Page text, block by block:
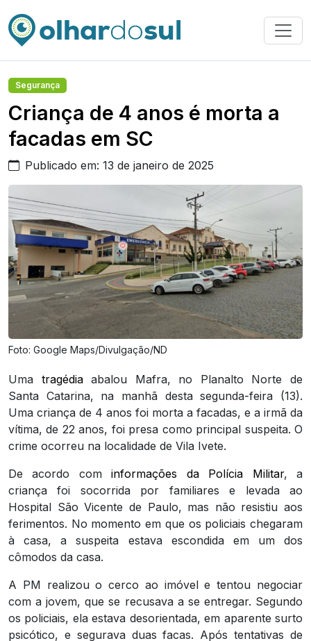
Segurança
Criança de 4 anos é morta a
facadas em SC
Publicado em: 13 de janeiro de 2025
Foto: Google Maps/Divulgação/ND
Uma tragédiaabalou Mafra, no Planalto Norte de
Santa Catarina, na manhã desta segunda-feira (13).
Uma criança de 4 anos foi morta a facadas, e a irmã da
vítima, de 22 anos, foi presa como principal suspeita. O
crime ocorreu na localidade de Vila Ivete.
De acordo cominformações da Polícia Militar, a
criança foi socorrida por familiares e levada ao
Hospital São Vicente de Paulo, mas não resistiu aos
ferimentos. No momento em que os policiais chegaram
à casa, a suspeita estava escondida em um dos
cômodos da casa.
A PM realizou o cerco ao imóvel e tentou negociar
com a jovem, que se recusava a se entregar. Segundo
os policiais, ela estava desorientada, em aparente surto
psicótico, e segurava duas facas. Após tentativas de